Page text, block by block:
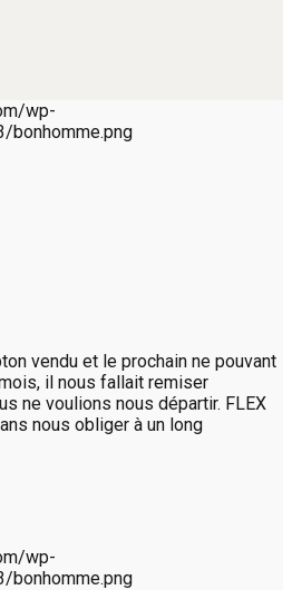
vendu et le prochain ne pouvant
il nous fallait remiser
ne voulions nous départir. FLEX
nous obliger à un long